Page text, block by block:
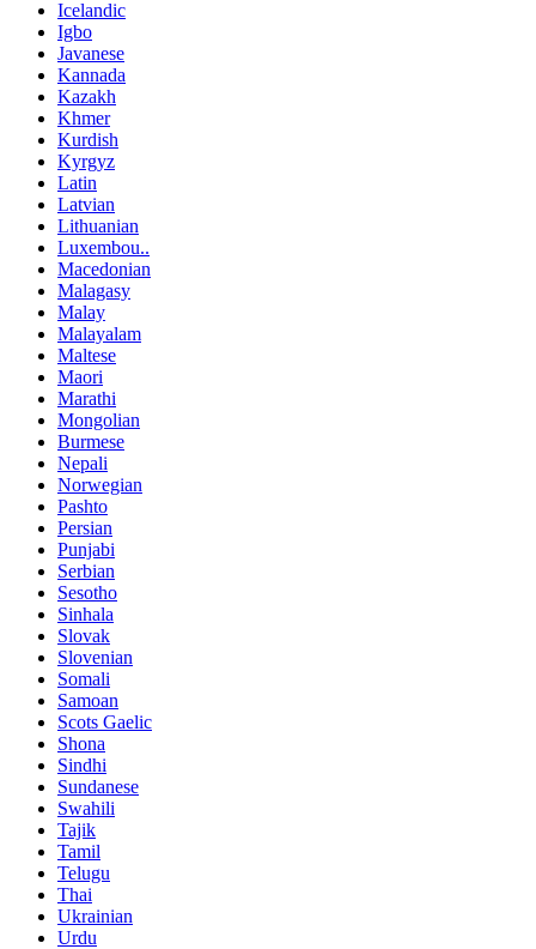
Icelandic
Igbo
Javanese
Kannada
Kazakh
Khmer
Kurdish
Kyrgyz
Latin
Latvian
Lithuanian
Luxembou..
Macedonian
Malagasy
Malay
Malayalam
Maltese
Maori
Marathi
Mongolian
Burmese
Nepali
Norwegian
Pashto
Persian
Punjabi
Serbian
Sesotho
Sinhala
Slovak
Slovenian
Somali
Samoan
Scots Gaelic
Shona
Sindhi
Sundanese
Swahili
Tajik
Tamil
Telugu
Thai
Ukrainian
Urdu